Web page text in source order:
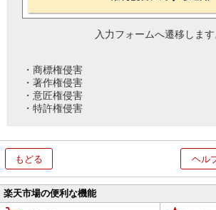
入力フォームへ遷移します
・商標権侵害
・著作権侵害
・意匠権侵害
・特許権侵害
もどる ヘル
楽天市場の便利な機能